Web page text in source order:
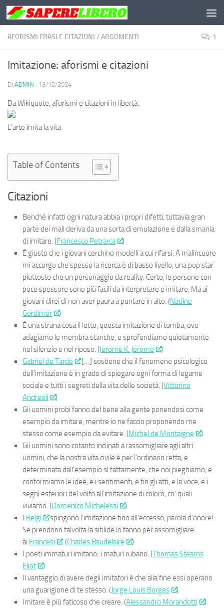
Salta al contenuto
AFORISMI FRASI E CITAZIONI /ARGOMENTI 1
Imitazione: aforismi e citazioni
DI ADMIN · 13/12/2024
Da Wikiquote, aforismi e citazioni in libertà.
L’arte imita la vita
Table of Contents
Citazioni
Benché infatti ogni natura abbia i propri difetti, tuttavia gran
parte dei mali deriva da una sorta di emulazione e dalla smania
di imitare. (Francesco Petrarca
)
È giusto che i giovani cerchino modelli a cui rifarsi. A malincuore
mi accorgo che spesso la ricerca è di basso livello, una pop star
piuttosto che un personaggio da reality. Certo, le persone con
poco spessore sono più facili da interpretare e imitare. Ma ai
giovani direi di non aver paura a puntare in alto. (Nadine
Gordimer
)
È una strana cosa il letto, questa imitazione di tomba, ove
adagiamo le membra stanche, e sprofondiamo quietamente
nel silenzio e nel riposo. (Jerome K. Jerome
)
Gabrielde Tarde
[…] sostiene che il fenomeno psicologico
dell’imitazione è in grado di spiegare ogni forma di legame
sociale e tutti i segreti della vita delle società. (Vittorino
Andreoli
)
Gli uomini probi fanno del bene alla gente ponendosi come
esempio da imitare, mentre io ne faccio proponendo me
stesso come esempio da evitare. (Michel de Montaigne
)
Gli uomini sono cotanto inclinati a rassomigliare agli altri
uomini, che la nostra vita civile è per l’ordinario retta, e
determinata dall’esempio sì fattamente, che noi pieghiamo, e
conformiamo le idee, e i sentimenti, e fin gli atti, e la voce, e i
segni esteriori del volto all’imitazione di coloro, co’ quali
viviamo. (Domenico Michelessi
)
I Belgi
spingono l’imitazione fino all’eccesso, parola d’onore!
Se prendono talvolta la sifilide lo fanno per assomigliare
ai Francesi . (Charles Baudelaire
)
I poeti immaturi imitano; i maturi rubano. (Thomas Stearns
Eliot
)
Il vantaggio di avere degli imitatori è che alla fine essi operano
una guarigione di te stesso. (Jorge Louis Borges
)
Imitare è più faticoso che creare. (Alessandro Morandotti
)